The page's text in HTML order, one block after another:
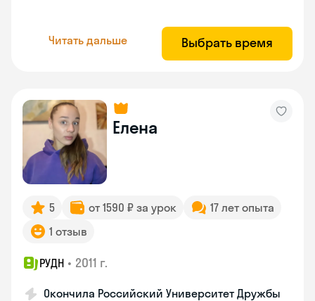
Читать дальше Выбрать время
Елена
5 от 1590 ₽ за урок
17 лет опыта
1 отзыв
РУДН • 2011 г.
Окончила Российский Университет Дружбы